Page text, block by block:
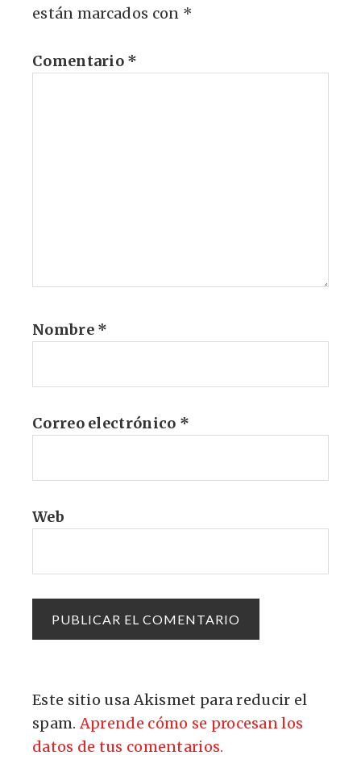
están marcados con *
Comentario *
Nombre *
Correo electrónico *
Web
Este sitio usa Akismet para reducir el
spam.Aprende cómo se procesan los
datos de tus comentarios.